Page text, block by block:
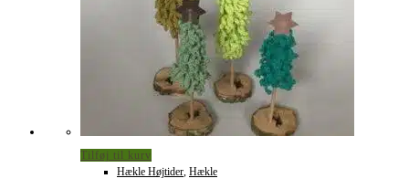
Tilføj til kurv
Hækle Højtider, Hækle